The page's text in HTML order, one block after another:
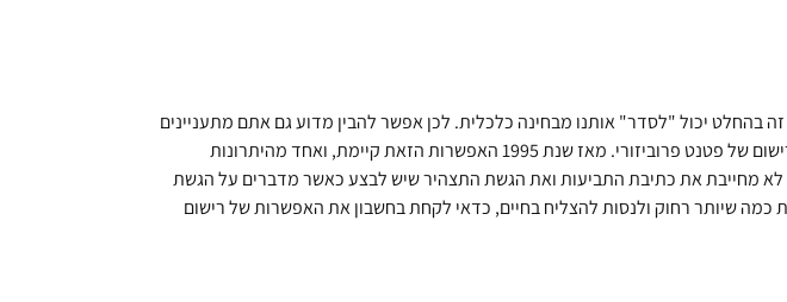
בהחלט יכול "לסדר" אותנו מבחינה כלכלית. לכן אפשר להבין מדוע גם אתם מתעניינים
בתחום הזה, ואם יש משהו שכדאי לכם להיות מודעים אליו, זהו העובדה שהיום אפשר גם לבצע רישום של פטנט פרוביזורי. מאז שנת 1995 האפשרות הזאת קיימת, ואחד מהיתרונות
מחייבת את כתיבת התביעות ואת הגשת התצהיר שיש לבצע כאשר מדברים על הגשת
כמה שיותר רחוק ולנסות להצליח בחיים, כדאי לקחת בחשבון את האפשרות של רישום